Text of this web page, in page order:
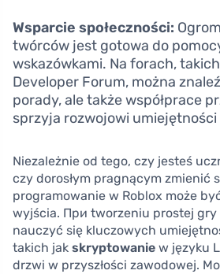
Wsparcie społeczności:
twórców jest gotowa do
wskazówkami. Na forach,
Developer Forum, można
porady, ale także współprace
sprzyja rozwojowi umiejętności
Niezależnie od tego, czy jesteś
czy dorosłym pragnącym zmienić
programowanie w Roblox może
wyjścia. При tworzeniu prostej
nauczyć się kluczowych
takich jak skryptowanie w języku
drzwi w przyszłości zawodowej.